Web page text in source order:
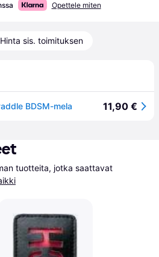
Opettele miten
Hinta sis. toimituksen
BDSM-mela 11,90 €
tuotteita, jotka saattavat